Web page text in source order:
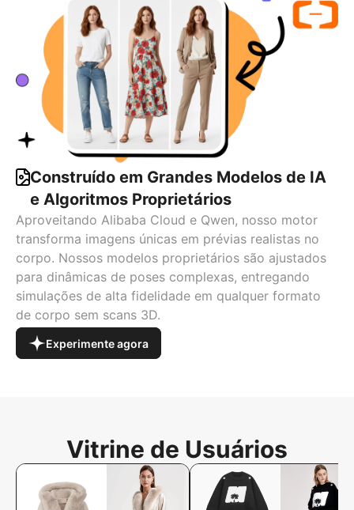
Construído em Grandes Modelos de IA
e Algoritmos Proprietários
Aproveitando Alibaba Cloud e Qwen, nosso motor
transforma imagens únicas em prévias realistas no
corpo. Nossos modelos proprietários são ajustados
para dinâmicas de poses complexas, entregando
simulações de alta fidelidade em qualquer formato
de corpo sem scans 3D.
Experimente agora
Vitrine de Usuários